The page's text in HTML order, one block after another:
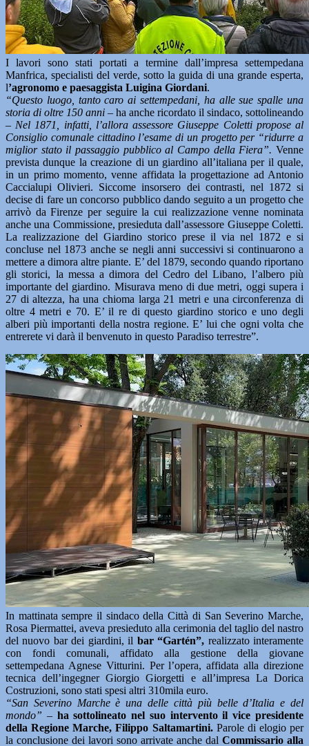
I lavori sono stati portati a termine dall’impresa settempedana
Manfrica, specialisti del verde, sotto la guida di una grande esperta,
l’agronomo e paesaggista Luigina Giordani.
“Questo luogo, tanto caro ai settempedani, ha alle sue spalle una
storia di oltre 150 anni – ha anche ricordato il sindaco, sottolineando
– Nel 1871, infatti, l’allora assessore Giuseppe Coletti propose al
Consiglio comunale cittadino l’esame di un progetto per “ridurre a
miglior stato il passaggio pubblico al Campo della Fiera”. Venne
prevista dunque la creazione di un giardino all’italiana per il quale,
in un primo momento, venne affidata la progettazione ad Antonio
Caccialupi Olivieri. Siccome insorsero dei contrasti, nel 1872 si
decise di fare un concorso pubblico dando seguito a un progetto che
arrivò da Firenze per seguire la cui realizzazione venne nominata
anche una Commissione, presieduta dall’assessore Giuseppe Coletti.
La realizzazione del Giardino storico prese il via nel 1872 e si
concluse nel 1873 anche se negli anni successivi si continuarono a
mettere a dimora altre piante. E’ del 1879, secondo quando riportano
gli storici, la messa a dimora del Cedro del Libano, l’albero più
importante del giardino. Misurava meno di due metri, oggi supera i
27 di altezza, ha una chioma larga 21 metri e una circonferenza di
oltre 4 metri e 70. E’ il re di questo giardino storico e uno degli
alberi più importanti della nostra regione. E’ lui che ogni volta che
entrerete vi darà il benvenuto in questo Paradiso terrestre”.
In mattinata sempre il sindaco della Città di San Severino Marche,
Rosa Piermattei, aveva presieduto alla cerimonia del taglio del nastro
del nuovo bar dei giardini, il bar “Gartén”, realizzato interamente
con fondi comunali, affidato alla gestione della giovane
settempedana Agnese Vitturini. Per l’opera, affidata alla direzione
tecnica dell’ingegner Giorgio Giorgetti e all’impresa La Dorica
Costruzioni, sono stati spesi altri 310mila euro.
“San Severino Marche è una delle città più belle d’Italia e del
mondo” –ha sottolineato nel suo intervento il vice presidente
della Regione Marche, Filippo Saltamartini.Parole di elogio per
la conclusione dei lavori sono arrivate anche dal Commissario alla